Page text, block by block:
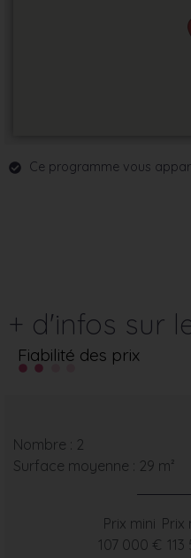
Ce programme vous
+ d'infos sur
Fiabilité des prix
Nombre : 2
Surface moyenne : 29 m²
Prix mini
107 000 €
Prix